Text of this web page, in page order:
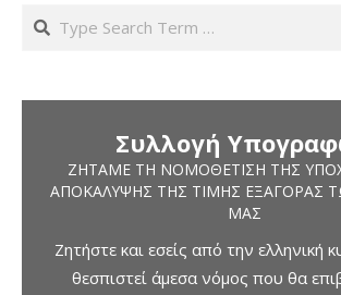
Search
Συλλογή
ΖΗΤΆΜΕ ΤΗ ΝΟΜΟΘΈΤΙΣΗ ΤΗΣ
ΑΠΟΚΆΛΥΨΗΣ ΤΗΣ ΤΙΜΉΣ ΕΞΑΓΟΡΆΣ
ΜΑΣ
Ζητήστε και εσείς από την ελληνική
θεσπιστεί άμεσα νόμος που θα